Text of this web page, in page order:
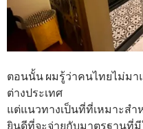
ตอนนั้น ผมรู้ว่าคนไทยไม่มา
ต่างประเทศ
แต่แนวทางเป็นที่ที่เหมาะส
ยินดีที่จะจ่ายกับมาตรฐานที่